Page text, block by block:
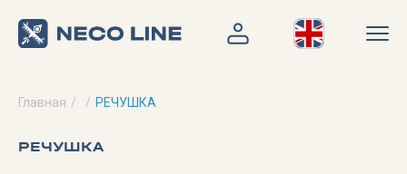
Главная РЕЧУШКА
РЕЧУШКА